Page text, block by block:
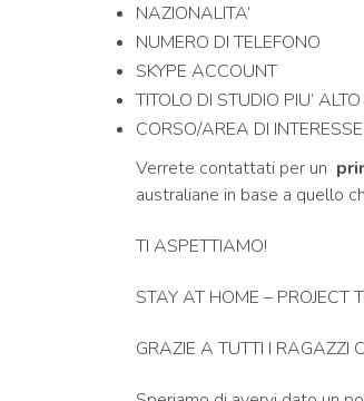
NAZIONALITA’
NUMERO DI TELEFONO
SKYPE ACCOUNT
TITOLO DI STUDIO PIU’ ALTO
CORSO/AREA DI INTERESSE
Verrete contattati per un
australiane in base a quello
TI ASPETTIAMO!
STAY AT HOME – PROJECT
GRAZIE A TUTTI I